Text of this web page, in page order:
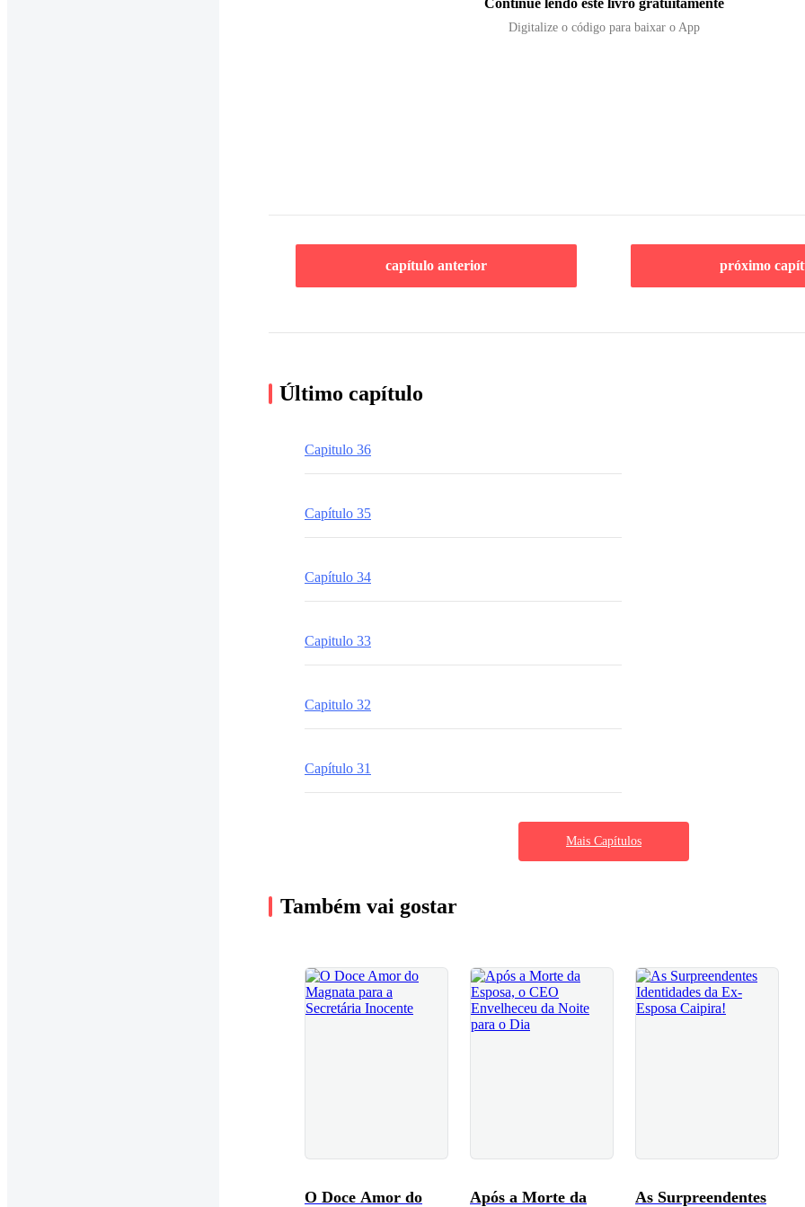
Continue lendo este livro gratuitamente
Digitalize o código para baixar o App
capítulo anterior próximo
Último capítulo
Capitulo 36
Capítulo 35
Capítulo 34
Capitulo 33
Capitulo 32
Capítulo 31
Mais Capítulos
Também vai gostar
O Doce Amor do Após a Morte da As Surpreendentes